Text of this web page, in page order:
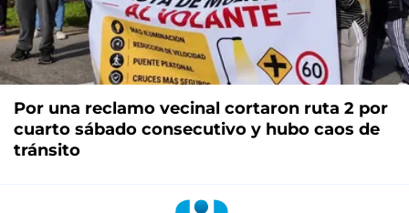
Por una reclamo vecinal cortaron ruta 2 por
cuarto sábado consecutivo y hubo caos de
tránsito